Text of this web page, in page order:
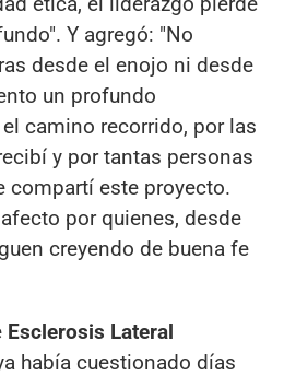
Y agregó: "No
desde el enojo ni desde
un profundo
camino recorrido, por las
y por tantas personas
compartí este proyecto.
por quienes, desde
creyendo de buena fe
Esclerosis Lateral
había cuestionado días